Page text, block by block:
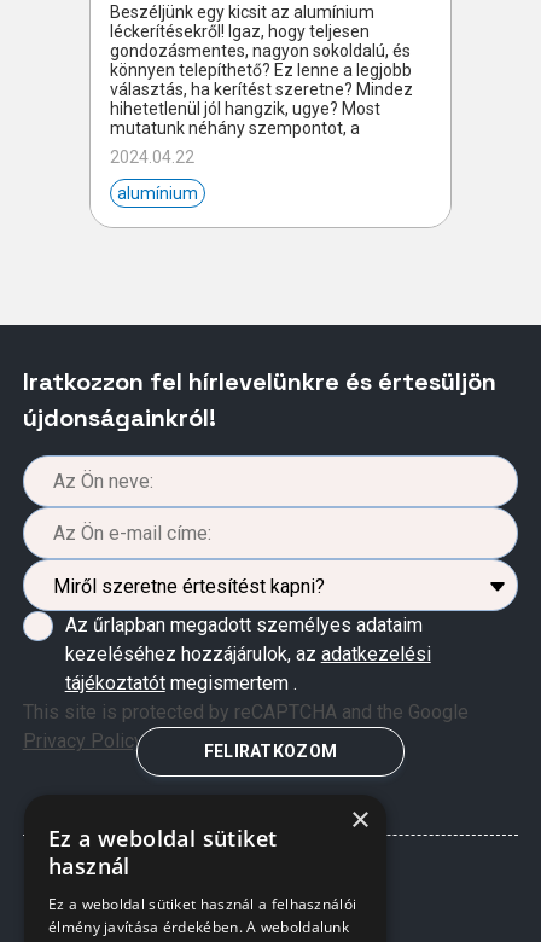
Beszéljünk egy kicsit az alumínium
léckerítésekről! Igaz, hogy teljesen
gondozásmentes, nagyon sokoldalú, és
könnyen telepíthető? Ez lenne a legjobb
választás, ha kerítést szeretne? Mindez
hihetetlenül jól hangzik, ugye? Most
mutatunk néhány szempontot, a
2024.04.22
alumínium
Iratkozzon fel hírlevelünkre és értesüljön
újdonságainkról!
Az űrlapban megadott személyes adataim
kezeléséhez hozzájárulok, az adatkezelési
tájékoztatótmegismertem .
This site is protected by reCAPTCHA and the Google
Privacy Policyand Terms of Serviceapply.
FELIRATKOZOM
×
Ez a weboldal sütiket
használ
Ez a weboldal sütiket használ a felhasználói
élmény javítása érdekében. A weboldalunk